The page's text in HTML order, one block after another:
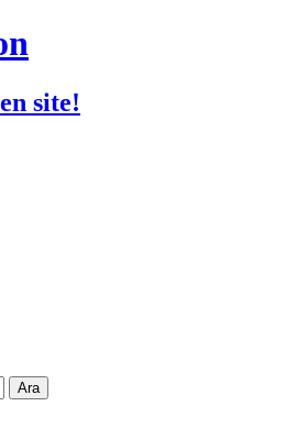
site!